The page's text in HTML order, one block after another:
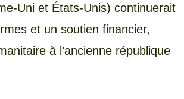
Uni et États-Unis) continuerait
et un soutien financier,
à l’ancienne république